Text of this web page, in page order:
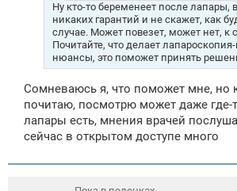
Ну кто-то беременеет после лапары,
никаких гарантий и не скажет, как
случае. Может повезет, может нет, к
Почитайте, что делает
нюансы, это поможет принять
Сомневаюсь я, что поможет мне, но
почитаю, посмотрю может даже где-
лапары есть, мнения врачей
сейчас в открытом доступе много